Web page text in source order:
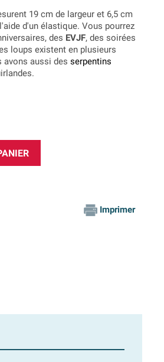
19 cm de largeur et 6,5 cm
d'un élastique. Vous pourrez
des EVJF, des soirées
loups existent en plusieurs
avons aussi des serpentins
Imprimer